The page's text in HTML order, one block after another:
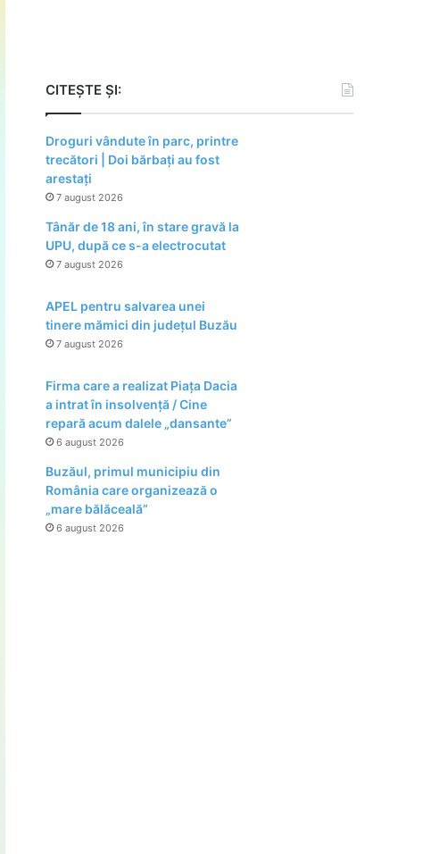
CITEȘTE ȘI:
Droguri vândute în parc, printre
trecători | Doi bărbați au fost
arestați
7 august 2026
Tânăr de 18 ani, în stare gravă la
UPU, după ce s-a electrocutat
7 august 2026
APEL pentru salvarea unei
tinere mămici din județul Buzău
7 august 2026
Firma care a realizat Piața Dacia
a intrat în insolvență / Cine
repară acum dalele „dansante”
6 august 2026
Buzăul, primul municipiu din
România care organizează o
„mare bălăceală”
6 august 2026